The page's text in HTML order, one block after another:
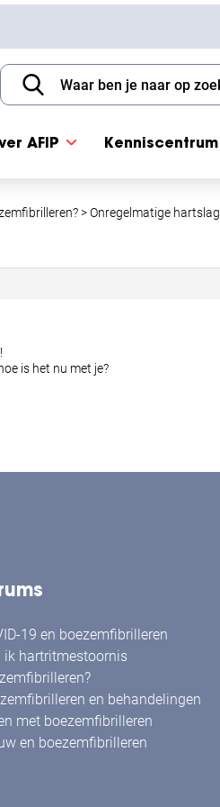
AFIP Kenniscentrum
>Onregelmatige hartslag
is het nu met je?
19 en boezemfibrilleren
ik hartritmestoornis
en behandelingen
met boezemfibrilleren
en boezemfibrilleren